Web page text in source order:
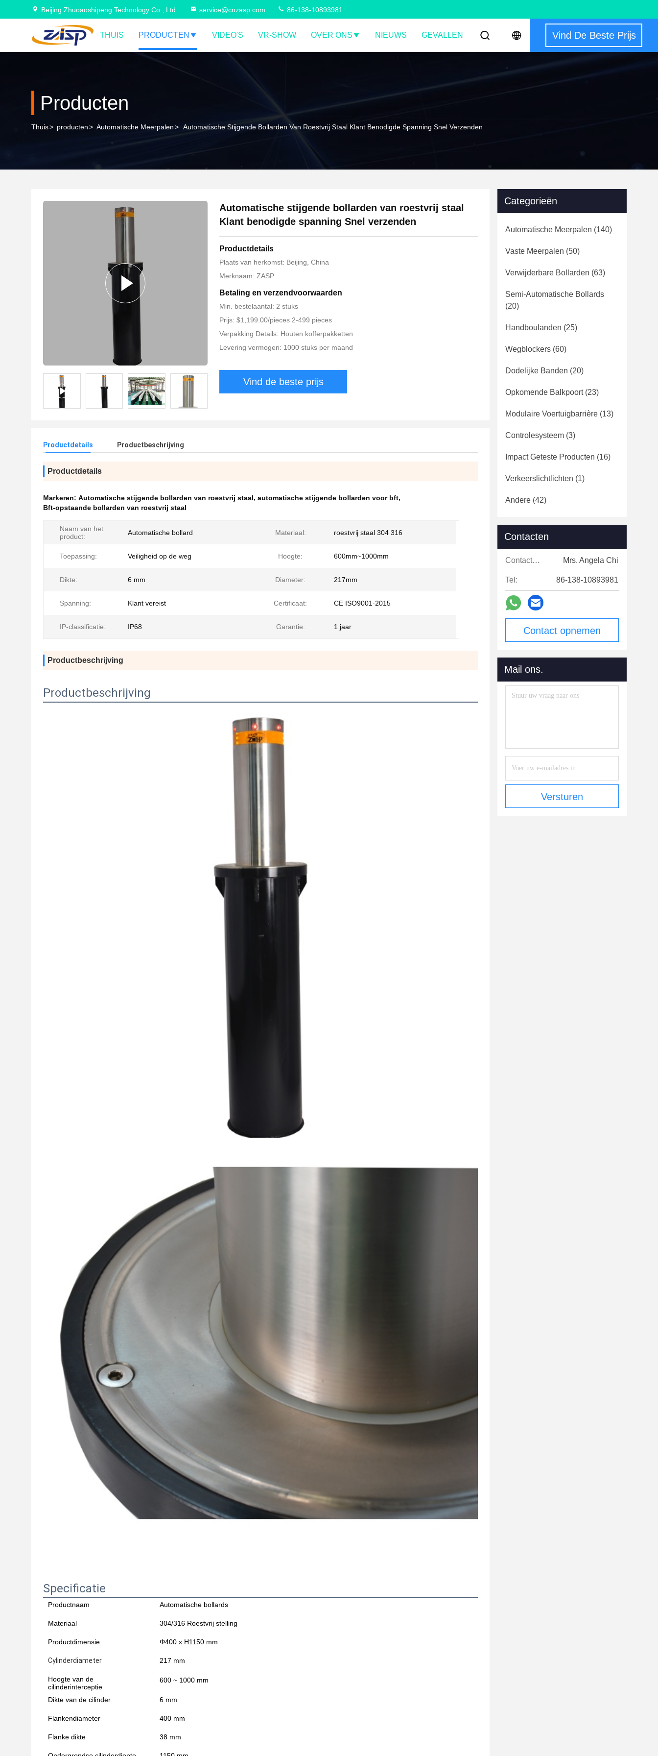
Beijing Zhuoaoshipeng Technology Co., Ltd. service@cnzasp.com 86-138-10893981
THUIS PRODUCTEN VIDEO'S VR-SHOW OVER ONS NIEUWS GEVALLEN Vind De Beste Prijs
Producten
Thuis> producten> Automatische Meerpalen> Automatische Stijgende Bollarden Van Roestvrij Staal Klant Benodigde Spanning Snel Verzenden
Automatische stijgende bollarden van roestvrij staal
Klant benodigde spanning Snel verzenden
Productdetails
Plaats van herkomst: Beijing, China
Merknaam: ZASP
Betaling en verzendvoorwaarden
Min. bestelaantal: 2 stuks
Prijs: $1,199.00/pieces 2-499 pieces
Verpakking Details: Houten kofferpakketten
Levering vermogen: 1000 stuks per maand
Vind de beste prijs
Productdetails Productbeschrijving
Productdetails
Markeren: Automatische stijgende bollarden van roestvrij staal, automatische stijgende bollarden voor bft,
Bft-opstaande bollarden van roestvrij staal
Naam van het
product:
Automatische bollard Materiaal: roestvrij staal 304 316
Toepassing: Veiligheid op de weg Hoogte: 600mm~1000mm
Dikte: 6 mm Diameter: 217mm
Spanning: Klant vereist Certificaat: CE ISO9001-2015
IP-classificatie: IP68 Garantie: 1 jaar
Productbeschrijving
Productbeschrijving
Specificatie
Productnaam Automatische bollards
Materiaal 304/316 Roestvrij stelling
Productdimensie Φ400 x H1150 mm
Cylinderdiameter 217 mm
Hoogte van de
cilinderinterceptie
600 ~ 1000 mm
Dikte van de cilinder 6 mm
Flankendiameter 400 mm
Flanke dikte 38 mm
Categorieën
Automatische Meerpalen (140)
Vaste Meerpalen (50)
Verwijderbare Bollarden (63)
Semi-Automatische Bollards
(20)
Handboulanden (25)
Wegblockers (60)
Dodelijke Banden (20)
Opkomende Balkpoort(23)
Modulaire Voertuigbarrière (13)
Controlesysteem (3)
Impact Geteste Producten (16)
Verkeerslichtlichten (1)
Andere (42)
Contacten
Contacten: Mrs. Angela Chi
Tel: 86-138-10893981
Contact opnemen
Mail ons.
Versturen